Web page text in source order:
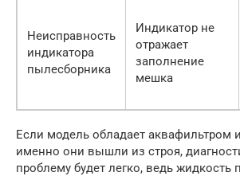
Неисправность
индикатора
пылесборника
Индикатор не
отражает
заполнение
мешка
Если модель обладает аквафильтром
именно они вышли из строя,
проблему будет легко, ведь жидкость